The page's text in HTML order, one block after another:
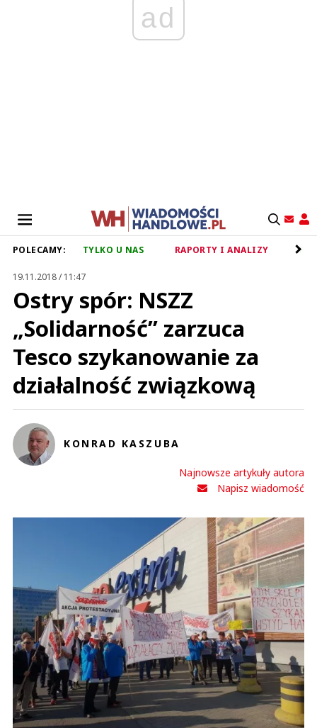
ad
POLECAMY: TYLKO U NAS RAPORTY I ANALIZY
19.11.2018 / 11:47
Ostry spór: NSZZ
„Solidarność” zarzuca
Tesco szykanowanie za
działalność związkową
KONRAD KASZUBA
Najnowsze artykuły autora
Napisz wiadomość